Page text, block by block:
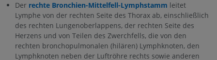
Der rechte Bronchien-Mittelfell-Lymphstamm leitet
Lymphe von der rechten Seite des Thorax ab, einschließlich
des rechten Lungenoberlappens, der rechten Seite des
Herzens und von Teilen des Zwerchfells, die von den
rechten bronchopulmonalen (hilären) Lymphknoten, den
Lymphknoten neben der Luftröhre rechts sowie anderen